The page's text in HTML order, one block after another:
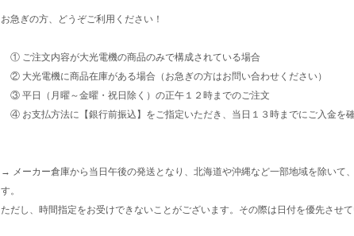
お急ぎの方、どうぞご利用ください！
① ご注文内容が大光電機の商品のみで構成されている場合
② 大光電機に商品在庫がある場合（お急ぎの方はお問い合わせください）
③ 平日（月曜～金曜・祝日除く）の正午１２時までのご注文
④ お支払方法に【銀行前振込】をご指定いただき、当日１３時までにご入金を
→ メーカー倉庫から当日午後の発送となり、北海道や沖縄など一部地域を除いて
す。
ただし、時間指定をお受けできないことがございます。その際は日付を優先させて